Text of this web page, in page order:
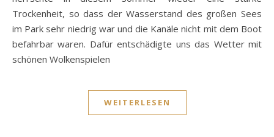
Trockenheit, so dass der Wasserstand des großen Sees
im Park sehr niedrig war und die Kanäle nicht mit dem Boot
befahrbar waren. Dafür entschädigte uns das Wetter mit
schönen Wolkenspielen
WEITERLESEN